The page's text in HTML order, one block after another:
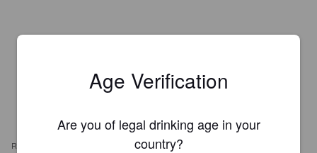
REVIEWS
Age Verification
Are you of legal drinking age in your
country?